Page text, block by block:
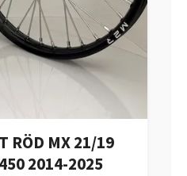
RÖD MX 21/19
2014-2025